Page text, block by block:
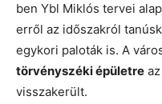
ben Ybl Miklós tervei
erről az időszakról
egykori paloták is. A
törvényszéki épületre
visszakerült.